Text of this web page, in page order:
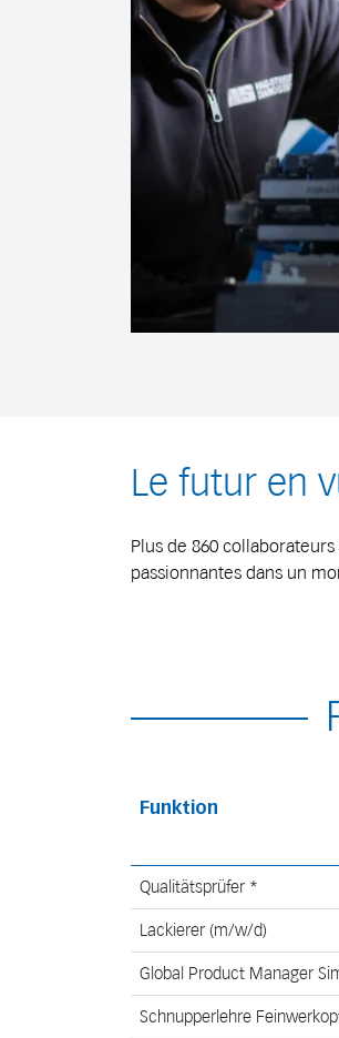
Le futur en
Plus de 860
passionnantes dans un
Funktion
Qualitätsprüfer *
Lackierer (m/w/d)
Global Product Manager
Schnupperlehre